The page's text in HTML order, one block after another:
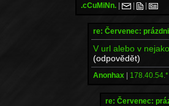
.cCuMiNn. | | |
re: Červenec:
V url alebo v
(odpovědět)
Anonhax | 178.40.54.*
re: Červenec: